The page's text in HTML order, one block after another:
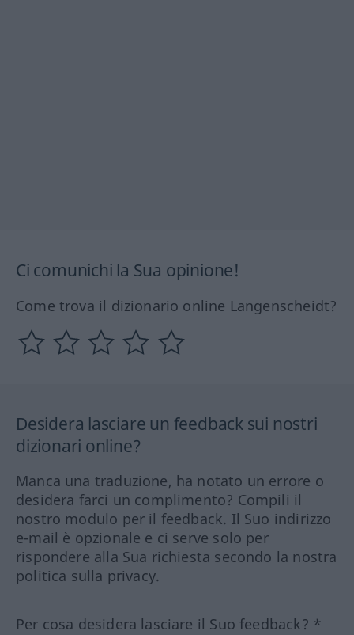
Ci comunichi la Sua opinione!
Come trova il dizionario online Langenscheidt?
Desidera lasciare un feedback sui nostri
dizionari online?
Manca una traduzione, ha notato un errore o
desidera farci un complimento? Compili il
nostro modulo per il feedback. Il Suo indirizzo
e-mail è opzionale e ci serve solo per
rispondere alla Sua richiesta secondo la nostra
politica sulla privacy.
Per cosa desidera lasciare il Suo feedback? *